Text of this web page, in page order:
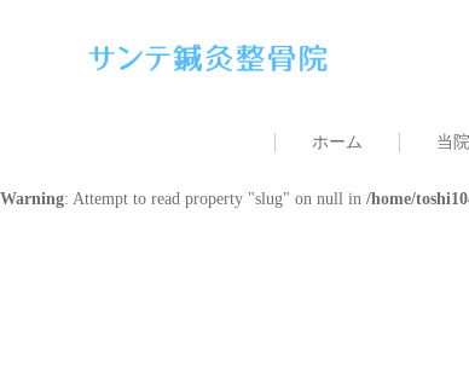
ホーム 当
: Undefined array key 0 in /home/toshi1041/
/home/
/home/toshi1041/
Warning: Attempt to read property "slug" on null in /home/